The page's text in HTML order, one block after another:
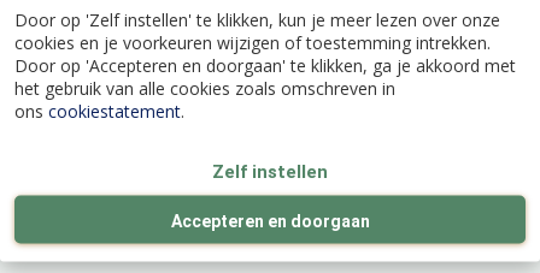
Door op 'Zelf instellen' te klikken, kun je meer lezen over onze
cookies en je voorkeuren wijzigen of toestemming intrekken.
Door op 'Accepteren en doorgaan' te klikken, ga je akkoord met
het gebruik van alle cookies zoals omschreven in
ons cookiestatement.
Zelf instellen
Accepteren en doorgaan
15 tuintips voor de maand juli
Ga op een niet al te hete dag, of vroeg in de
ochtend of op een zwoele zomeravond aan de
voor de maand juli
Lees meer...